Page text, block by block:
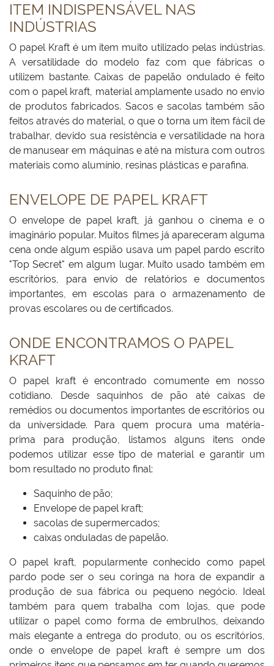
ITEM INDISPENSÁVEL NAS
INDÚSTRIAS
O papel Kraft é um item muito utilizado pelas indústrias.
A versatilidade do modelo faz com que fábricas o
utilizem bastante. Caixas de papelão ondulado é feito
com o papel kraft, material amplamente usado no envio
de produtos fabricados. Sacos e sacolas também são
feitos através do material, o que o torna um item fácil de
trabalhar, devido sua resistência e versatilidade na hora
de manusear em máquinas e até na mistura com outros
materiais como alumínio, resinas plásticas e parafina.
ENVELOPE DE PAPEL KRAFT
O envelope de papel kraft, já ganhou o cinema e o
imaginário popular. Muitos filmes já apareceram alguma
cena onde algum espião usava um papel pardo escrito
"Top Secret" em algum lugar. Muito usado também em
escritórios, para envio de relatórios e documentos
importantes, em escolas para o armazenamento de
provas escolares ou de certificados.
ONDE ENCONTRAMOS O PAPEL
KRAFT
O papel kraft é encontrado comumente em nosso
cotidiano. Desde saquinhos de pão até caixas de
remédios ou documentos importantes de escritórios ou
da universidade. Para quem procura uma matéria-
prima para produção, listamos alguns itens onde
podemos utilizar esse tipo de material e garantir um
bom resultado no produto final:
Saquinho de pão;
Envelope de papel kraft;
sacolas de supermercados;
caixas onduladas de papelão.
O papel kraft, popularmente conhecido como papel
pardo pode ser o seu coringa na hora de expandir a
produção de sua fábrica ou pequeno negócio. Ideal
também para quem trabalha com lojas, que pode
utilizar o papel como forma de embrulhos, deixando
mais elegante a entrega do produto, ou os escritórios,
onde o envelope de papel kraft é sempre um dos